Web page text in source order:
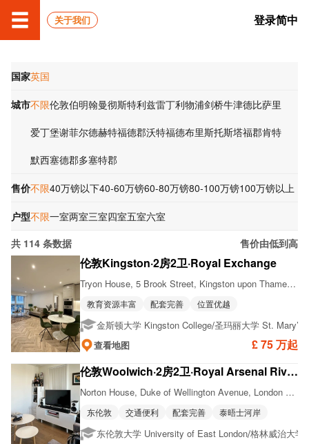
关于我们 登录简中
国家英国
城市不限伦敦伯明翰曼彻斯特利兹雷丁利物浦剑桥牛津德比萨里
爱丁堡谢菲尔德赫特福德郡沃特福德布里斯托斯塔福郡肯特
默西塞德郡多塞特郡
售价不限40万镑以下40-60万镑60-80万镑80-100万镑100万镑以上
户型不限一室两室三室四室五室六室
共 114 条数据 售价由低到高
伦敦Kingston·2房2卫·Royal Exchange
£ 75 万起
Tryon House, 5 Brook Street, Kingston upon Thames, KT1 2NH
教育资源丰富 配套完善 位置优越
金斯顿大学 Kingston College/圣玛丽大学 St. Mary’s
查看地图
伦敦Woolwich·2房2卫·Royal Arsenal Riverside
Norton House, Duke of Wellington Avenue, London SE18 6EY
东伦敦 交通便利 配套完善 泰晤士河岸
东伦敦大学 University of East London/格林威治大学